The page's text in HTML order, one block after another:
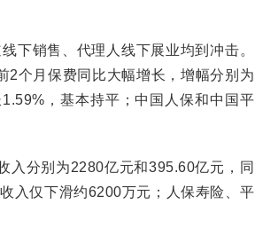
销售、代理人线下展业均到冲击。
2个月保费同比大幅增长，增幅分别为
，基本持平；中国人保和中国平
分别为2280亿元和395.60亿元，同
入仅下滑约6200万元；人保寿险、平